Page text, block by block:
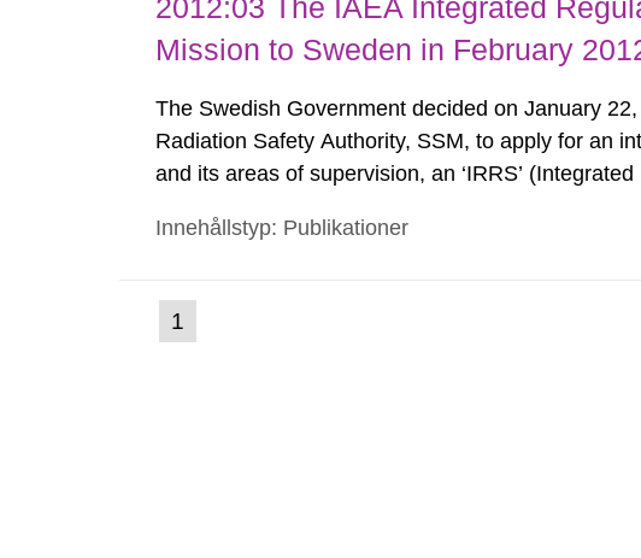
2012:03 The IAEA Integrated
Mission to Sweden in February
The Swedish Government decided on January
Radiation Safety Authority, SSM, to apply for an
and its areas of supervision, an ‘IRRS’
made a formal request to the IAEA for an IRRS in
Innehållstyp: Publikationer
Gå
till
1